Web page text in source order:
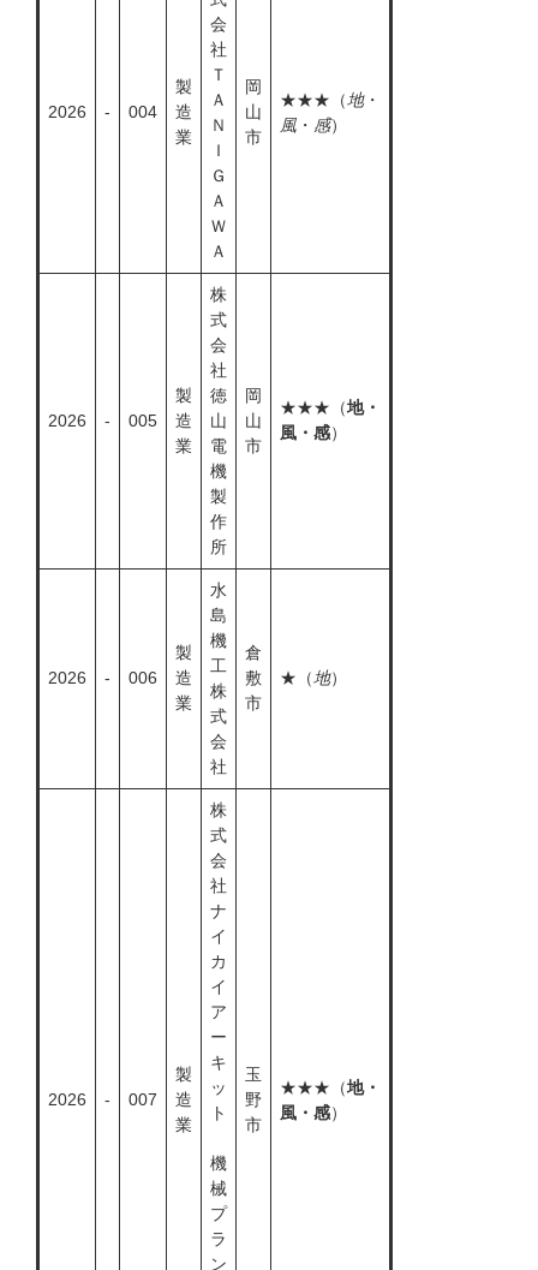
2026 - 004
製
造
業
会
社
Ｔ
Ａ
Ｎ
Ｉ
Ｇ
Ａ
Ｗ
Ａ
岡
山
市
★★★（地・
風 ・ 感）
2026 - 005
製
造
業
株
式
会
社
徳
山
電
機
製
作
所
岡
山
市
★★★（地・
風・感）
2026 - 006
製
造
業
水
島
機
工
株
式
会
社
倉
敷
市
★（地）
2026 - 007
製
造
業
株
式
会
社
ナ
イ
カ
イ
ア
ー
キ
ッ
ト
機
械
プ
ラ
ン
玉
野
市
★★★（地・
風・感）